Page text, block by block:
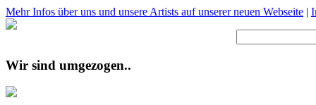
Mehr Infos über uns und unsere Artists auf unserer neuen Webseite |
Wir sind umgezogen..